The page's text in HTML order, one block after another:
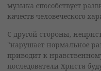
музыка способствует
качеств человеческого
С другой стороны,
"нарушает нормальное
приводит к
последователи Христа